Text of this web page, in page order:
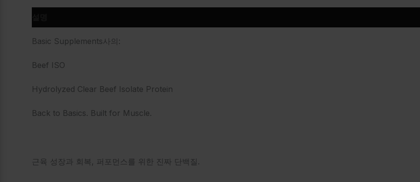
Basic Supplements사의:
Beef ISO
Hydrolyzed Clear Beef Isolate Protein
Back to Basics. Built for Muscle.
근육 성장과 회복, 퍼포먼스를 위한 진짜 단백질.